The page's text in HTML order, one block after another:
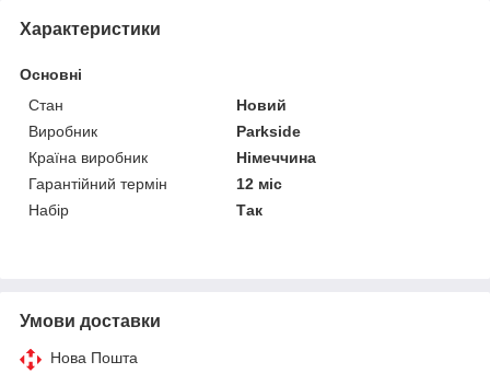
Характеристики
Основні
Стан
Новий
Виробник
Parkside
Країна виробник
Німеччина
Гарантійний термін
12 міс
Набір
Так
Умови доставки
Нова Пошта